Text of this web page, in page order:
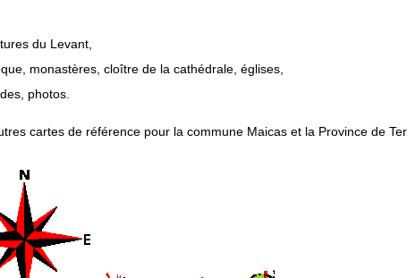
du Levant,
monastères, cloître de la cathédrale, églises,
photos.
cartes de référence pour la commune Maicas et la Province de